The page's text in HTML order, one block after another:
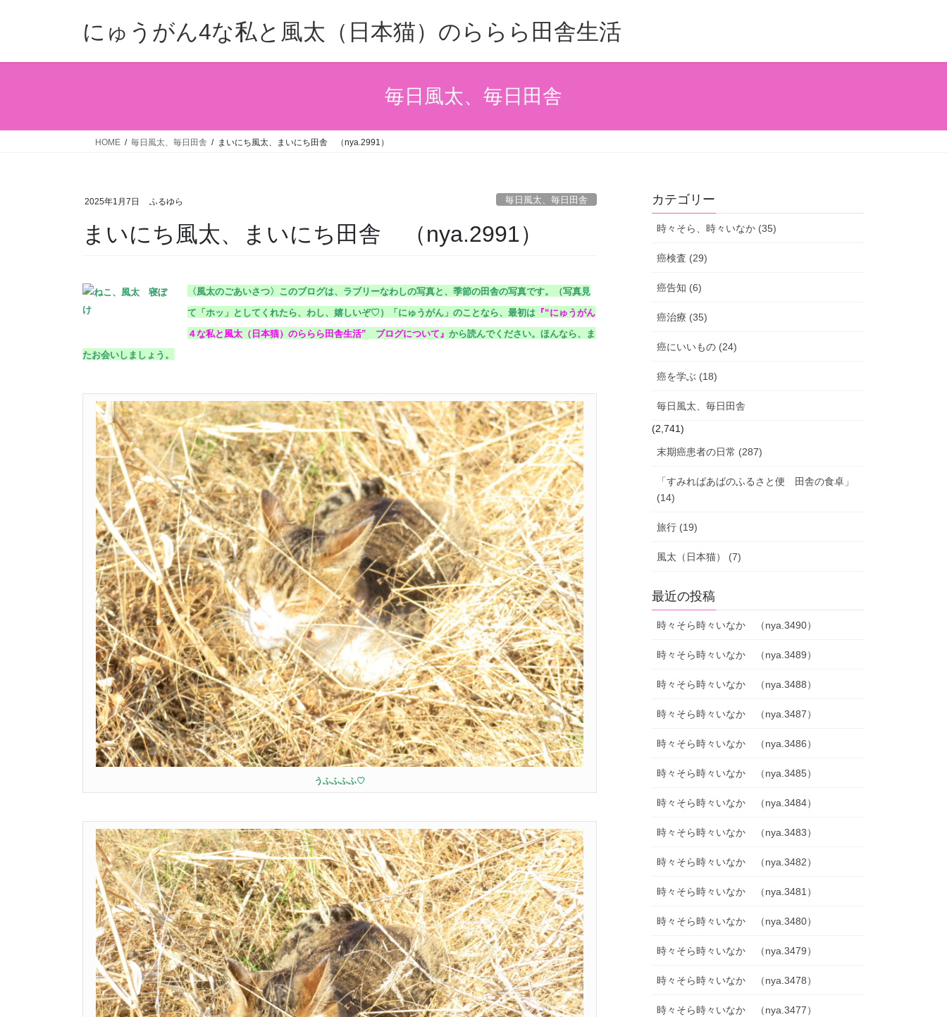
にゅうがん4な私と風太（日本猫）のららら田舎生活
毎日風太、毎日田舎
HOME 毎日風太、毎日田舎 まいにち風太、まいにち田舎 （nya.2991）
2025年1月7日 ふるゆら 毎日風太、毎日田舎
まいにち風太、まいにち田舎 （nya.2991）
〈風太のごあいさつ〉このブログは、ラブリーなわしの写真と、季節の田舎の写真です。（写真見
て「ホッ」としてくれたら、わし、嬉しいぞ♡）
「にゅうがん」のことなら、最初は 『“にゅうがん
４な私と風太（日本猫）のららら田舎生活” ブログについて』 から読んでください。 ほんなら、ま
たお会いしましょう。
うふふふふ♡
カテゴリー
時々そら、時々いなか (35)
癌検査 (29)
癌告知 (6)
癌治療 (35)
癌にいいもの (24)
癌を学ぶ (18)
毎日風太、毎日田舎
(2,741)
末期癌患者の日常 (287)
「すみればあばのふるさと便 田舎の食卓」
(14)
旅行 (19)
風太（日本猫） (7)
最近の投稿
時々そら時々いなか （nya.3490）
時々そら時々いなか （nya.3489）
時々そら時々いなか （nya.3488）
時々そら時々いなか （nya.3487）
時々そら時々いなか （nya.3486）
時々そら時々いなか （nya.3485）
時々そら時々いなか （nya.3484）
時々そら時々いなか （nya.3483）
時々そら時々いなか （nya.3482）
時々そら時々いなか （nya.3481）
時々そら時々いなか （nya.3480）
時々そら時々いなか （nya.3479）
時々そら時々いなか （nya.3478）
時々そら時々いなか （nya.3477）